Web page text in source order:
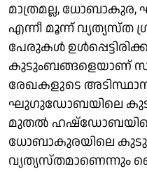
മാത്രമല്ല,
എന്നീ മൂന്ന് വ്യത്യസ്ത
പേരുകള്‍
കുടുംബങ്ങളെയാണ്
രേഖകളുടെ
ഘുഗുഡോബയിലെ
മുതല്‍
ധോബാകുരയിലെ
വ്യത്യസ്തമാണെന്നും